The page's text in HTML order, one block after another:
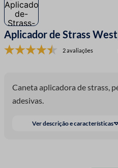
Aplicador de Strass
2 avaliações
Caneta aplicadora de strass,
adesivas.
Ver descrição e características